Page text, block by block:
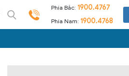
Phía Bắc: 1900.4767
Phía Nam: 1900.4768